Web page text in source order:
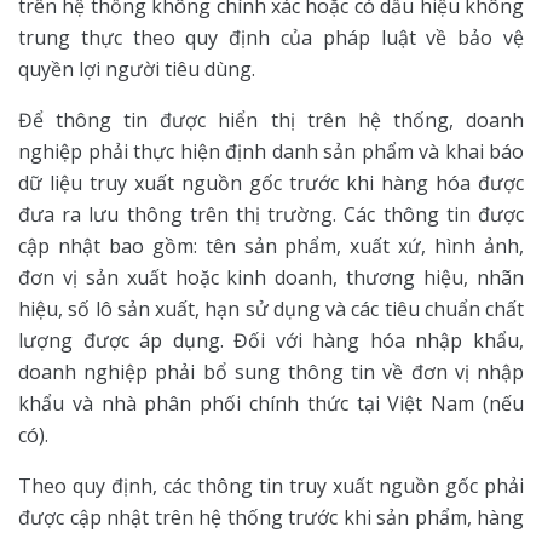
trên hệ thống không chính xác hoặc có dấu hiệu không
trung thực theo quy định của pháp luật về bảo vệ
quyền lợi người tiêu dùng.
Để thông tin được hiển thị trên hệ thống, doanh
nghiệp phải thực hiện định danh sản phẩm và khai báo
dữ liệu truy xuất nguồn gốc trước khi hàng hóa được
đưa ra lưu thông trên thị trường. Các thông tin được
cập nhật bao gồm: tên sản phẩm, xuất xứ, hình ảnh,
đơn vị sản xuất hoặc kinh doanh, thương hiệu, nhãn
hiệu, số lô sản xuất, hạn sử dụng và các tiêu chuẩn chất
lượng được áp dụng. Đối với hàng hóa nhập khẩu,
doanh nghiệp phải bổ sung thông tin về đơn vị nhập
khẩu và nhà phân phối chính thức tại Việt Nam (nếu
có).
Theo quy định, các thông tin truy xuất nguồn gốc phải
được cập nhật trên hệ thống trước khi sản phẩm, hàng